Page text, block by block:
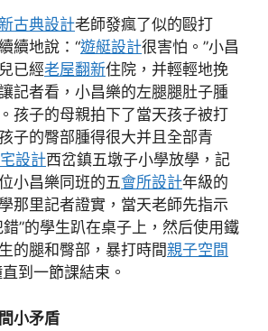
古典設計老師發瘋了似的毆打
續地說：“遊艇設計很害怕。”小昌
已經老屋翻新住院，并輕輕地挽
記者看，小昌樂的左腿腿肚子腫
孩子的母親拍下了當天孩子被打
子的臀部腫得很大并且全部青
設計西岔鎮五墩子小學放學，記
小昌樂同班的五會所設計年級的
那里記者證實，當天老師先指示
”的學生趴在桌子上，然后使用鐵
的腿和臀部，暴打時間親子空間
到一節課結束。
小矛盾